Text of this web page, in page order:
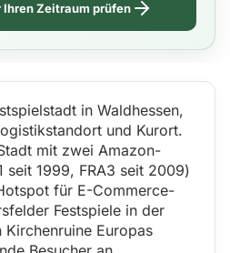
Zeitraum prüfen
in Waldhessen,
und Kurort.
mit zwei Amazon-
seit 1999, FRA3 seit 2009)
für E-Commerce-
Festspiele in der
Europas